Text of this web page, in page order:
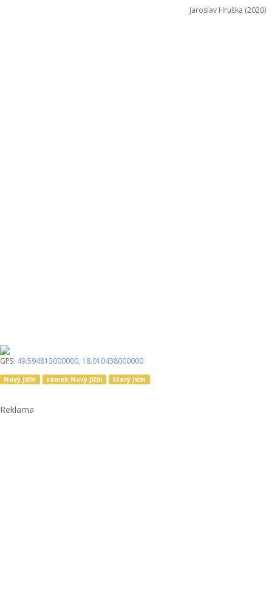
Jaroslav Hruška (2020)
GPS: 49.594813000000, 18.010438000000
Nový Jičín zámek Nový Jičín Starý Jičín
Reklama